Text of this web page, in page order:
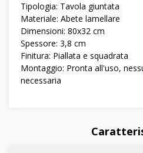
Tipologia: Tavola giuntata
Materiale: Abete lamellare
Dimensioni: 80x32 cm
Spessore: 3,8 cm
Finitura: Piallata e squadrata
Montaggio: Pronta all'uso,
necessaria